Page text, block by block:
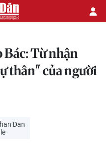
Bác: Từ nhận
thân" của người
Dan